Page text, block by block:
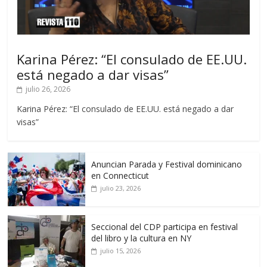
Karina Pérez: “El consulado de EE.UU.
está negado a dar visas”
julio 26, 2026
Karina Pérez: “El consulado de EE.UU. está negado a dar
visas”
Anuncian Parada y Festival dominicano
en Connecticut
julio 23, 2026
Seccional del CDP participa en festival
del libro y la cultura en NY
julio 15, 2026